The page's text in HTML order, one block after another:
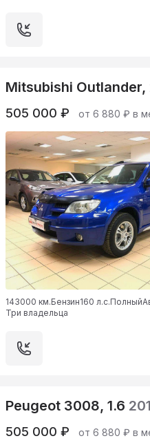
Mitsubishi Outlander,
505 000 ₽ от 6 880 ₽ в
143000 км.Бензин160 л.с.Полный
Три владельца
Peugeot 3008, 1.6
505 000 ₽ от 6 880 ₽ в